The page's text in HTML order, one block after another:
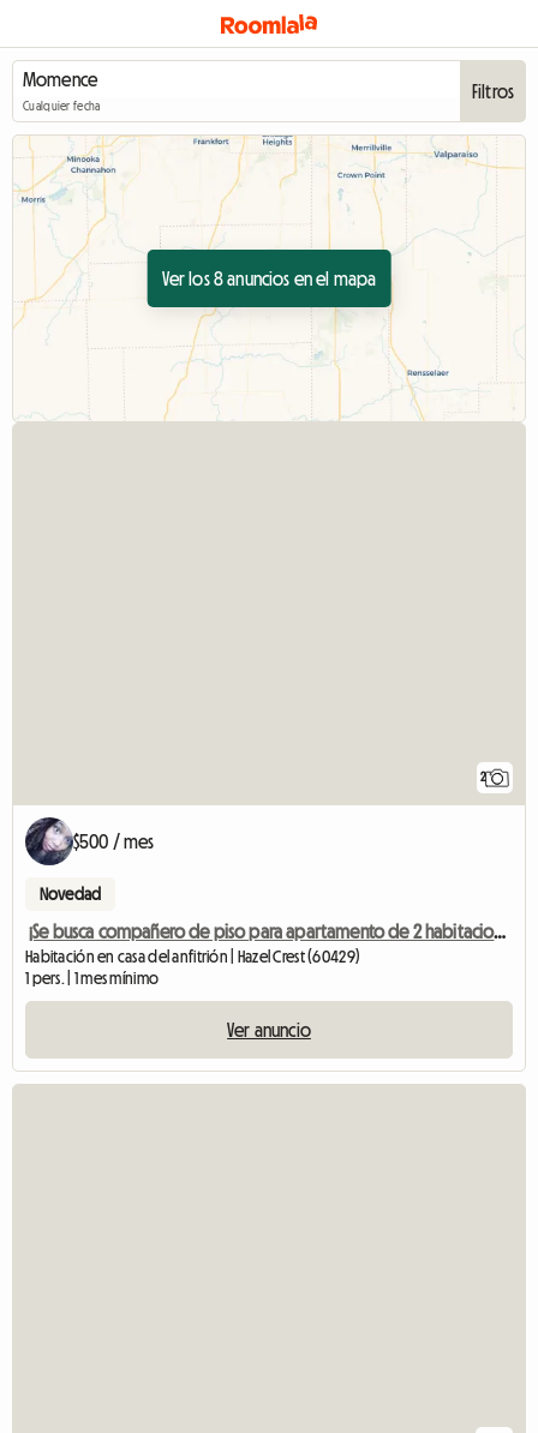
Cualquier fecha
Filtros
Ver los 8 anuncios en el mapa
2
$500 / mes
Novedad
¡Se busca compañero de piso para apartamento de 2 habitaciones!
Habitación en casa del anfitrión | Hazel Crest (60429)
1 pers. | 1 mes mínimo
Ver anuncio